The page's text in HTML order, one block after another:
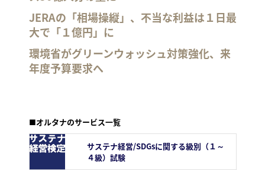
JERAの「相場操縦」、不当な利益は１日最
大で「１億円」に
環境省がグリーンウォッシュ対策強化、来
年度予算要求へ
■オルタナのサービス一覧
サステナ経営/SDGsに関する級別（１～
４級）試験